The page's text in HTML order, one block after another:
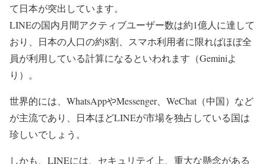
て日本が突出しています。
LINEの国内月間アクティブユーザー数は約1億人に達して
おり、日本の人口の約8割、スマホ利用者に限ればほぼ全
員が利用している計算になるといわれます（Geminiよ
り）。
世界的には、WhatsAppやMessenger、WeChat（中国）など
が主流であり、日本ほどLINEが市場を独占している国は
珍しいでしょう。
しかも、LINEには、セキュリテイ上、重大な懸念がある